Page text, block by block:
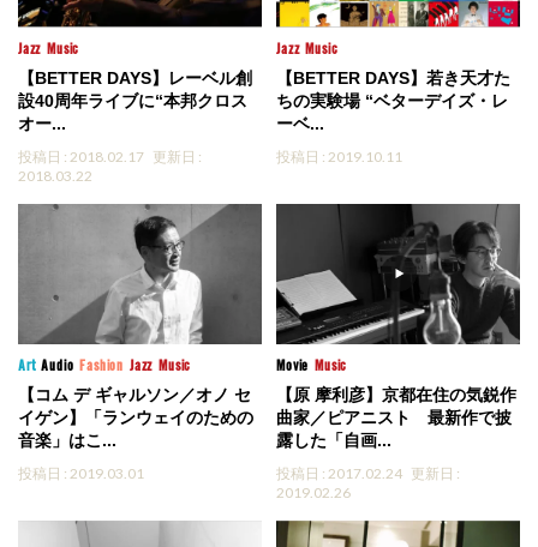
Jazz Music
【BETTER DAYS】レーベル創
設40周年ライブに“本邦クロス
オー...
投稿日 : 2018.02.17 更新日 :
2018.03.22
Jazz Music
【BETTER DAYS】若き天才た
ちの実験場 “ベターデイズ・レ
ーベ...
投稿日 : 2019.10.11
Art Audio Fashion Jazz Music
【コム デ ギャルソン／オノ セ
イゲン】「ランウェイのための
音楽」はこ...
投稿日 : 2019.03.01
Movie Music
【原 摩利彦】京都在住の気鋭作
曲家／ピアニスト 最新作で披
露した「自画...
投稿日 : 2017.02.24 更新日 :
2019.02.26